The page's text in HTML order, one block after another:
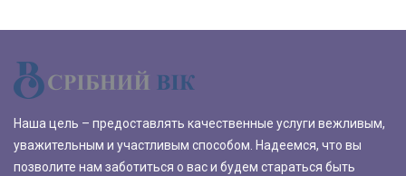
Наша цель – предоставлять качественные услуги вежливым,
уважительным и участливым способом. Надеемся, что вы
позволите нам заботиться о вас и будем стараться быть